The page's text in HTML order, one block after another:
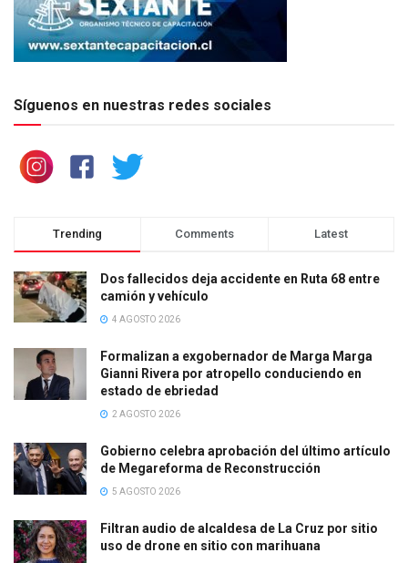
Síguenos en nuestras redes sociales
Trending Comments Latest
Dos fallecidos deja accidente en Ruta 68 entre
camión y vehículo
4 AGOSTO 2026
Formalizan a exgobernador de Marga Marga
Gianni Rivera por atropello conduciendo en
estado de ebriedad
2 AGOSTO 2026
Gobierno celebra aprobación del último artículo
de Megareforma de Reconstrucción
5 AGOSTO 2026
Filtran audio de alcaldesa de La Cruz por sitio
uso de drone en sitio con marihuana